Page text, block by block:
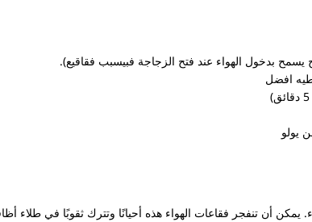
يسمح بدخول الهواء عند فتح الزجاجة فبيسبب فقاقيع).
افضل
يولو
يمكن أن تنفجر فقاعات الهواء هذه أحيانًا وتترك ثقوبًا في طلاء